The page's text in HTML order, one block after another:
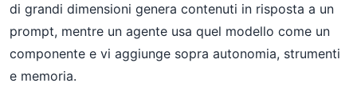
di grandi dimensioni genera contenuti in risposta a un
prompt, mentre un agente usa quel modello come un
componente e vi aggiunge sopra autonomia, strumenti
e memoria.